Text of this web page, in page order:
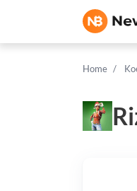
Home